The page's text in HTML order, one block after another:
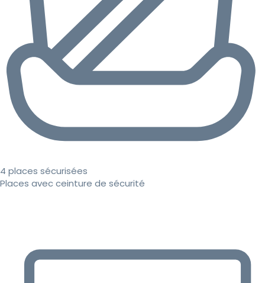
4 places sécurisées
Places avec ceinture de sécurité